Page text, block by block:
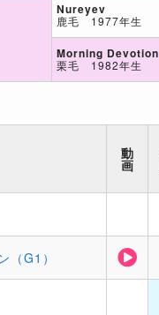
Nureyev
鹿毛 1977年生
Morning Devotion
栗毛 1982年生
動
画
（G1）